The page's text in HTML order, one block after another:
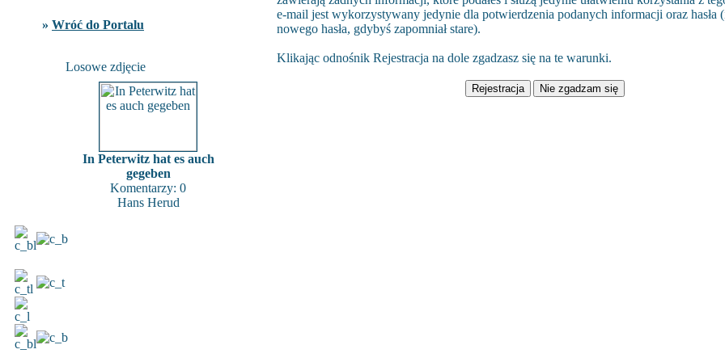
» Wróć do Portalu
Losowe zdjęcie
In Peterwitz hat es auch
gegeben
Komentarzy: 0
Hans Herud
e-mail jest wykorzystywany jedynie dla potwierdzenia podanych informacji oraz hasła
nowego hasła, gdybyś zapomniał stare).
Klikając odnośnik Rejestracja na dole zgadzasz się na te warunki.